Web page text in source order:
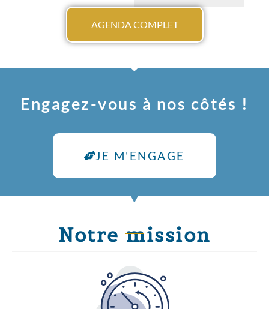
AGENDA COMPLET
Engagez-vous à nos côtés !
JE M'ENGAGE
Notre mission